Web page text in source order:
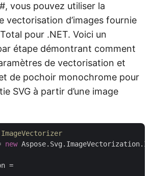
vous pouvez utiliser la
vectorisation d’images fournie
pour .NET. Voici un
étape démontrant comment
de vectorisation et
de pochoir monochrome pour
SVG à partir d’une image
new
=